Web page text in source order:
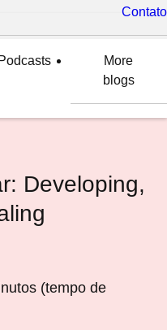
Contato
Podcasts
More
blogs
Developing,
(tempo de